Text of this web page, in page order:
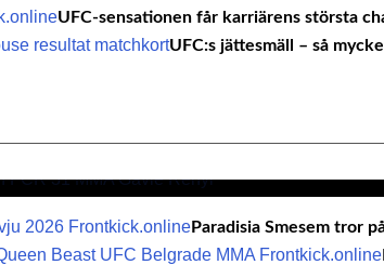
UFC-sensationen får karriärens största
UFC:s jättesmäll – så
Paradisia Smesem tror